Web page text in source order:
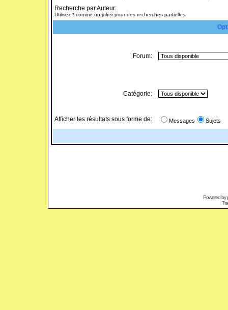
Recherche par Auteur:
Utilisez * comme un joker pour des recherches partielles
Forum:
Catégorie:
Afficher les résultats sous forme de: Messages Sujets
Powered by